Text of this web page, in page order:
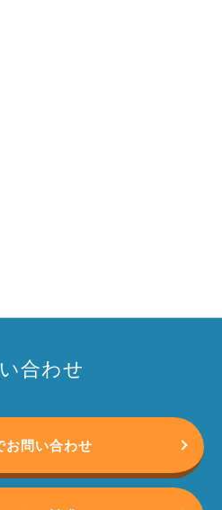
合わせ
お問い合わせ